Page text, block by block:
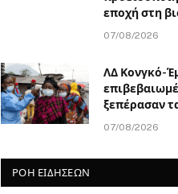
εποχή στη
07/08/2026
ΛΔ Κονγκό-
ξεπέρασαν
07/08/2026
ΡΟΗ ΕΙΔΗΣΕΩΝ